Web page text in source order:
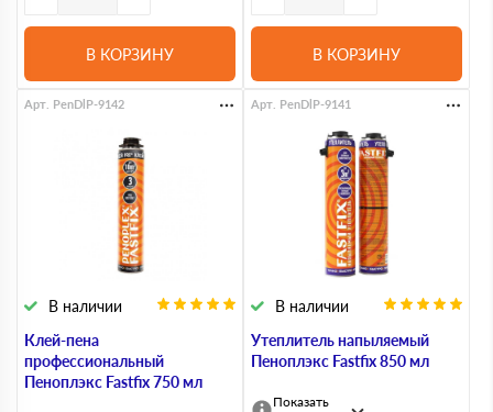
В КОРЗИНУ В КОРЗИНУ
Клей-пена
профессиональный
Пеноплэкс Fastfix 750 мл
В наличии
Арт. PenDlP-9142
Утеплитель напыляемый
Пеноплэкс Fastfix 850 мл
В наличии
Арт. PenDlP-9141
Показать